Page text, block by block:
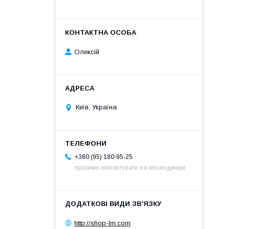
Олексій
Київ, Україна
+380 (95) 180-95-25
просимо контактувати на месенджери
http://shop-lm.com